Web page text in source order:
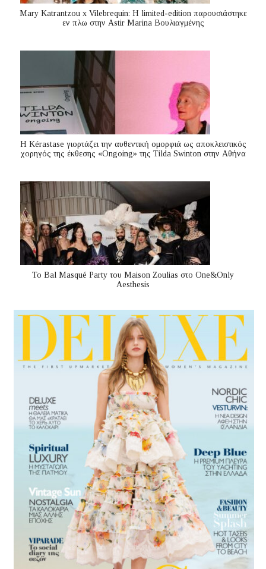
Mary Katrantzou x Vilebrequin: Η limited-edition παρουσιάστηκε
εν πλω στην Astir Marina Βουλιαγμένης
Η Kérastase γιορτάζει την αυθεντική ομορφιά ως αποκλειστικός
χορηγός της έκθεσης «Ongoing» της Tilda Swinton στην Αθήνα
Το Bal Masqué Party του Maison Zoulias στο One&Only
Aesthesis